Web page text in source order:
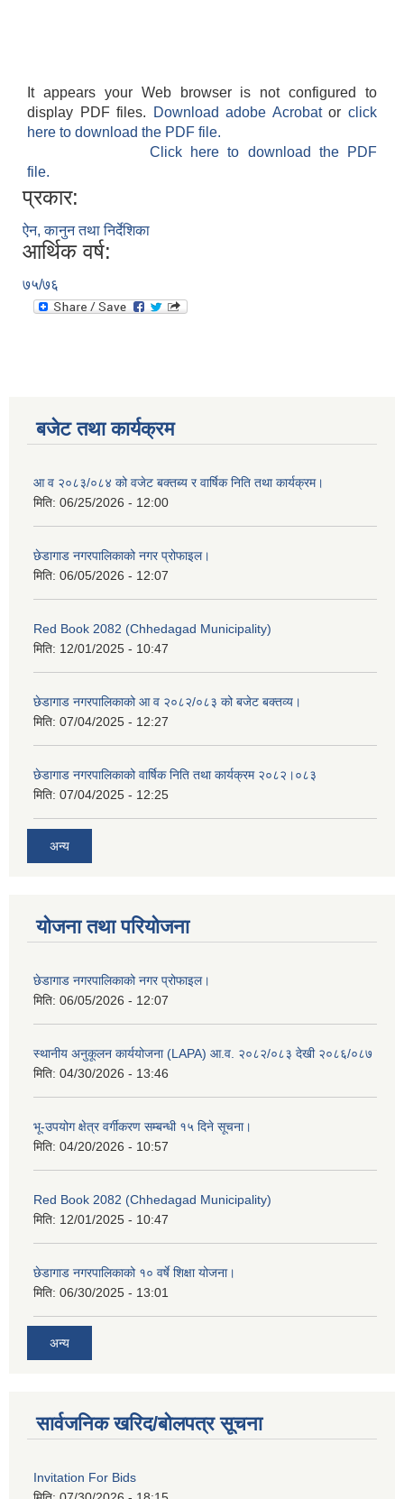
It appears your Web browser is not configured to
display PDF files.
Download adobe Acrobatorclick
here to download the PDF file.
Click here to download the PDF
file.
प्रकार:
ऐन, कानुन तथा निर्देशिका
आर्थिक वर्ष:
७५/७६
बजेट तथा कार्यक्रम
आ व २०८३/०८४ को वजेट बक्तब्य र वार्षिक निति तथा कार्यक्रम।
मिति: 06/25/2026 - 12:00
छेडागाड नगरपालिकाको नगर प्रोफाइल।
मिति: 06/05/2026 - 12:07
Red Book 2082 (Chhedagad Municipality)
मिति: 12/01/2025 - 10:47
छेडागाड नगरपालिकाको आ व २०८२/०८३ को बजेट बक्तव्य।
मिति: 07/04/2025 - 12:27
छेडागाड नगरपालिकाको वार्षिक निति तथा कार्यक्रम २०८२।०८३
मिति: 07/04/2025 - 12:25
अन्य
योजना तथा परियोजना
छेडागाड नगरपालिकाको नगर प्रोफाइल।
मिति: 06/05/2026 - 12:07
स्थानीय अनुकूलन कार्ययोजना (LAPA) आ.व. २०८२/०८३ देखी २०८६/०८७
मिति: 04/30/2026 - 13:46
भू-उपयोग क्षेत्र वर्गीकरण सम्बन्धी १५ दिने सूचना।
मिति: 04/20/2026 - 10:57
Red Book 2082 (Chhedagad Municipality)
मिति: 12/01/2025 - 10:47
छेडागाड नगरपालिकाको १० वर्षे शिक्षा योजना।
मिति: 06/30/2025 - 13:01
अन्य
सार्वजनिक खरिद/बोलपत्र सूचना
Invitation For Bids